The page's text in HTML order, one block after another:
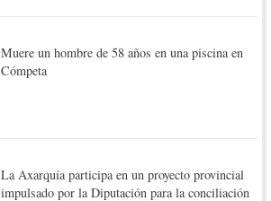
Muere un hombre de 58 años en una piscina en
Cómpeta
La Axarquía participa en un proyecto provincial
impulsado por la Diputación para la conciliación